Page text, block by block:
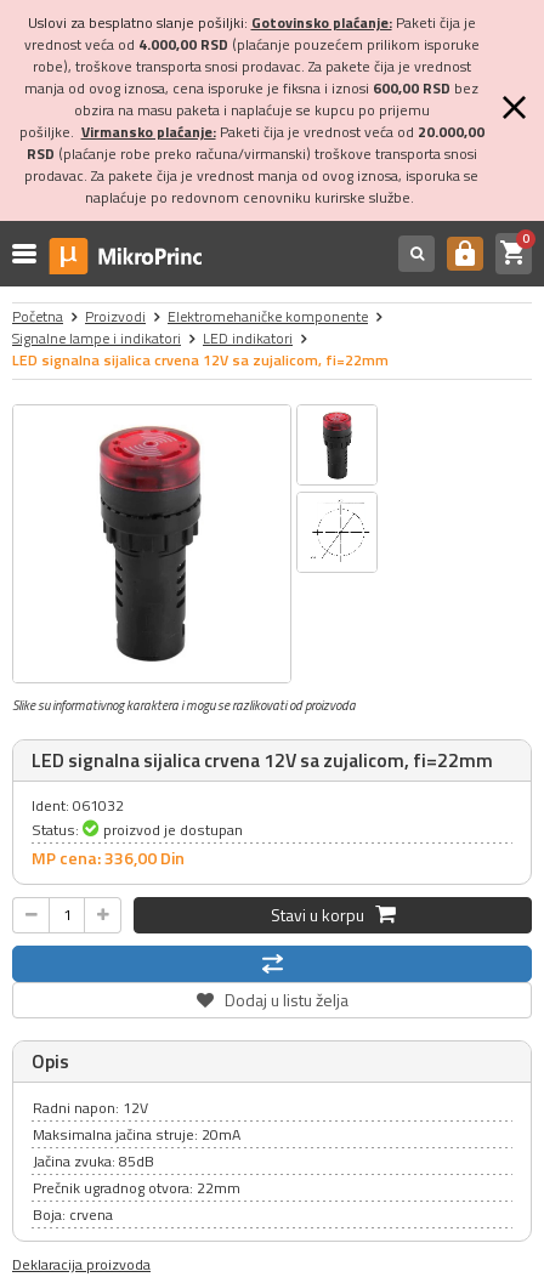
Uslovi za besplatno slanje pošiljki: Gotovinsko plaćanje:Paketi čija je
vrednost veća od 4.000,00 RSD (plaćanje pouzećem prilikom isporuke
robe), troškove transporta snosi prodavac. Za pakete čija je vrednost
manja od ovog iznosa, cena isporuke je fiksna i iznosi 600,00 RSD bez
obzira na masu paketa i naplaćuje se kupcu po prijemu
pošiljke. Virmansko plaćanje:Paketi čija je vrednost veća od 20.000,00
RSD (plaćanje robe preko računa/virmanski) troškove transporta snosi
prodavac. Za pakete čija je vrednost manja od ovog iznosa, isporuka se
naplaćuje po redovnom cenovniku kurirske službe.
https shopping_cart0
Početna Proizvodi
Elektromehaničke komponente
Signalne lampe i indikatori
LED indikatori
LED signalna sijalica crvena 12V sa zujalicom, fi=22mm
Slike su informativnog karaktera i mogu se razlikovati od proizvoda
LED signalna sijalica crvena 12V sa zujalicom, fi=22mm
Ident: 061032
Status:
proizvod je dostupan
MP cena: 336,00Din
Stavi u korpu
Dodaj u listu želja
Opis
Radni napon: 12V
Maksimalna jačina struje: 20mA
Jačina zvuka: 85dB
Prečnik ugradnog otvora: 22mm
Boja: crvena
Deklaracija proizvoda